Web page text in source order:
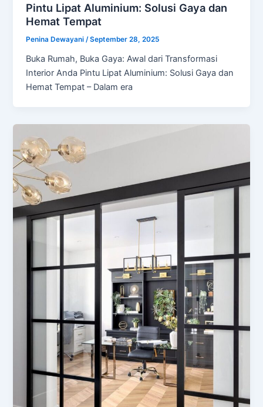
Pintu Lipat Aluminium: Solusi Gaya dan
Hemat Tempat
Penina Dewayani/September 28, 2025
Buka Rumah, Buka Gaya: Awal dari Transformasi
Interior Anda Pintu Lipat Aluminium: Solusi Gaya dan
Hemat Tempat – Dalam era